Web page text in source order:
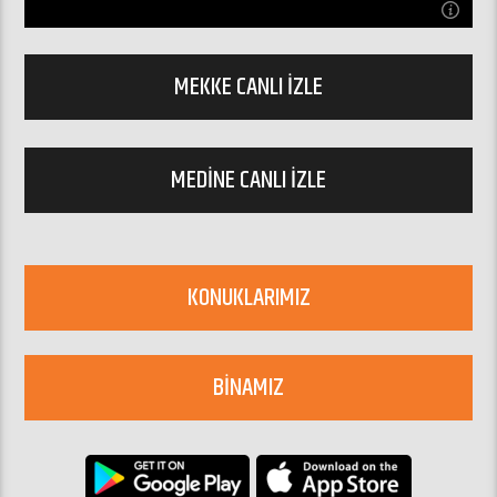
Prof. Dr. Abdurrahman Ateş
ozelfm@ozelfm.net
MEKKE CANLI İZLE
MEDINE CANLI İZLE
KONUKLARIMIZ
BINAMIZ